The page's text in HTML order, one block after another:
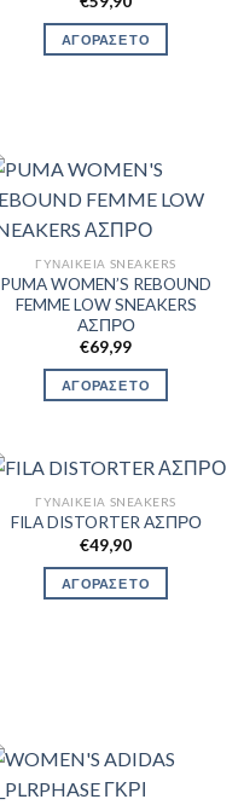
ΑΓΟΡΑΣΕ ΤΟ
ΓΥΝΑΙΚΕΊΑ SNEAKERS
PUMA WOMEN’S REBOUND
FEMME LOW SNEAKERS
ΑΣΠΡΟ
€69,99
ΑΓΟΡΑΣΕ ΤΟ
ΓΥΝΑΙΚΕΊΑ SNEAKERS
FILA DISTORTER ΑΣΠΡΟ
€49,90
ΑΓΟΡΑΣΕ ΤΟ